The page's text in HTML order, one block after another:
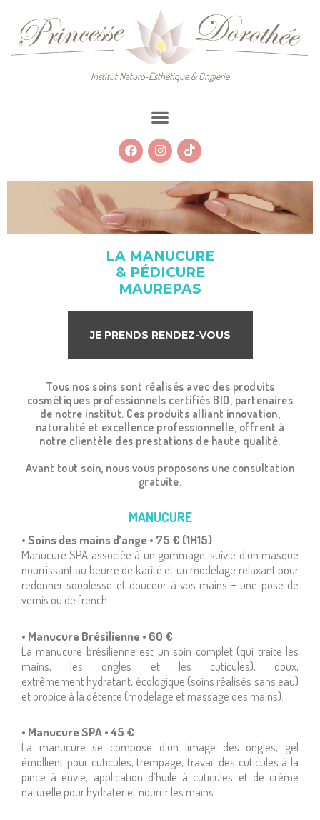
Institut Naturo-Esthétique & Onglerie
LA MANUCURE
& PÉDICURE
MAUREPAS
JE PRENDS RENDEZ-VOUS
Tous nos soins sont réalisés avec des produits
cosmétiques professionnels certifiés BIO, partenaires
de notre institut. Ces produits alliant innovation,
naturalité et excellence professionnelle, offrent à
notre clientèle des prestations de haute qualité.
Avant tout soin, nous vous proposons une consultation
gratuite.
MANUCURE
• Soins des mains d’ange • 75 € (1H15)
Manucure SPA associée à un gommage, suivie d’un masque
nourrissant au beurre de karité et un modelage relaxant pour
redonner souplesse et douceur à vos mains + une pose de
vernis ou de french.
• Manucure Brésilienne • 6O €
La manucure brésilienne est un soin complet (qui traite les
mains, les ongles et les cuticules), doux,
extrêmement hydratant, écologique (soins réalisés sans eau)
et propice à la détente (modelage et massage des mains).
• Manucure SPA • 45 €
La manucure se compose d’un limage des ongles, gel
émollient pour cuticules, trempage, travail des cuticules à la
pince à envie, application d’huile à cuticules et de crème
naturelle pour hydrater et nourrir les mains.